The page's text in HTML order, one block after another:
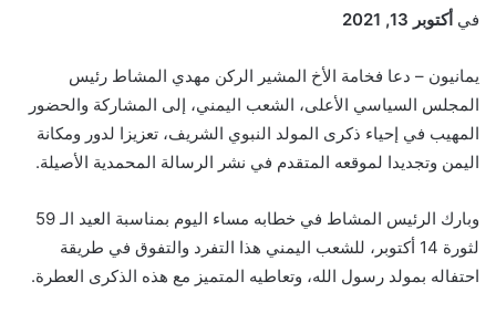
في أكتوبر 13, 2021
يمانيون – دعا فخامة الأخ المشير الركن مهدي المشاط رئيس
المجلس السياسي الأعلى، الشعب اليمني، إلى المشاركة والحضور
المهيب في إحياء ذكرى المولد النبوي الشريف، تعزيزا لدور ومكانة
اليمن وتجديدا لموقعه المتقدم في نشر الرسالة المحمدية الأصيلة.
وبارك الرئيس المشاط في خطابه مساء اليوم بمناسبة العيد الـ 59
لثورة 14 أكتوبر، للشعب اليمني هذا التفرد والتفوق في طريقة
احتفاله بمولد رسول الله، وتعاطيه المتميز مع هذه الذكرى العطرة.